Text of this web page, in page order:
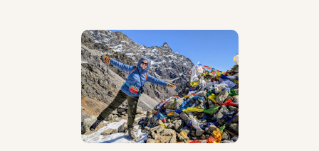
Туризмом я занимаюсь с самого детства. В восемь
лет родители впервые поставили меня на сноуборд
— и с тех пор я оказалась в самой гуще Орловской
туристической тусовки. Можно сказать, в ней же и